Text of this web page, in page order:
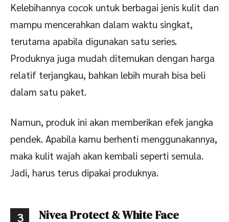
Kelebihannya cocok untuk berbagai jenis kulit dan
mampu mencerahkan dalam waktu singkat,
terutama apabila digunakan satu series.
Produknya juga mudah ditemukan dengan harga
relatif terjangkau, bahkan lebih murah bisa beli
dalam satu paket.
Namun, produk ini akan memberikan efek jangka
pendek. Apabila kamu berhenti menggunakannya,
maka kulit wajah akan kembali seperti semula.
Jadi, harus terus dipakai produknya.
3
Nivea Protect & White Face